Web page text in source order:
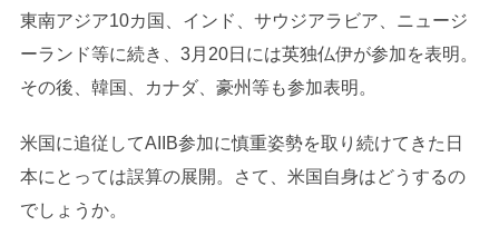
東南アジア10カ国、インド、サウジアラビア、ニュージ
ーランド等に続き、3月20日には英独仏伊が参加を表明。
その後、韓国、カナダ、豪州等も参加表明。
米国に追従してAIIB参加に慎重姿勢を取り続けてきた日
本にとっては誤算の展開。さて、米国自身はどうするの
でしょうか。